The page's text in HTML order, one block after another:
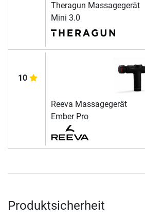
Theragun Massagegerät
Mini 3.0
10
Reeva Massagegerät
Ember Pro
Produktsicherheit